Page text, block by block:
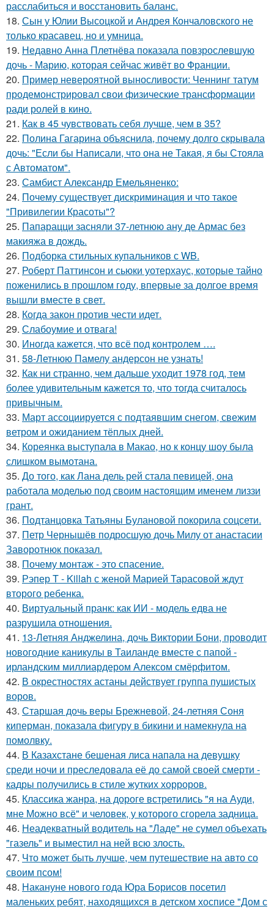
расслабиться и восстановить баланс.
18. Сын у Юлии Высоцкой и Андрея Кончаловского не
только красавец, но и умница.
19. Недавно Анна Плетнёва показала повзрослевшую
дочь - Марию, которая сейчас живёт во Франции.
20. Пример невероятной выносливости: Ченнинг татум
продемонстрировал свои физические трансформации
ради ролей в кино.
21. Как в 45 чувствовать себя лучше, чем в 35?
22. Полина Гагарина объяснила, почему долго скрывала
дочь: "Если бы Написали, что она не Такая, я бы Стояла
с Автоматом".
23. Самбист Александр Емельяненко:
24. Почему существует дискриминация и что такое
"Привилегии Красоты"?
25. Папарацци засняли 37-летнюю ану де Армас без
макияжа в дождь.
26. Подборка стильных купальников с WB.
27. Роберт Паттинсон и сьюки уотерхаус, которые тайно
поженились в прошлом году, впервые за долгое время
вышли вместе в свет.
28. Когда закон против чести идет.
29. Слабоумие и отвага!
30. Иногда кажется, что всё под контролем ….
31. 58-Летнюю Памелу андерсон не узнать!
32. Как ни странно, чем дальше уходит 1978 год, тем
более удивительным кажется то, что тогда считалось
привычным.
33. Март ассоциируется с подтаявшим снегом, свежим
ветром и ожиданием тёплых дней.
34. Кореянка выступала в Макао, но к концу шоу была
слишком вымотана.
35. До того, как Лана дель рей стала певицей, она
работала моделью под своим настоящим именем лиззи
грант.
36. Подтанцовка Татьяны Булановой покорила соцсети.
37. Петр Чернышёв подросшую дочь Милу от анастасии
Заворотнюк показал.
38. Почему монтаж - это спасение.
39. Рэпер T - Killah с женой Марией Тарасовой ждут
второго ребенка.
40. Виртуальный пранк: как ИИ - модель едва не
разрушила отношения.
41. 13-Летняя Анджелина, дочь Виктории Бони, проводит
новогодние каникулы в Таиланде вместе с папой -
ирландским миллиардером Алексом смёрфитом.
42. В окрестностях астаны действует группа пушистых
воров.
43. Старшая дочь веры Брежневой, 24-летняя Соня
киперман, показала фигуру в бикини и намекнула на
помолвку.
44. В Казахстане бешеная лиса напала на девушку
среди ночи и преследовала её до самой своей смерти -
кадры получились в стиле жутких хорроров.
45. Классика жанра, на дороге встретились "я на Ауди,
мне Можно всё" и человек, у которого сгорела задница.
46. Неадекватный водитель на "Ладе" не сумел объехать
"газель" и выместил на ней всю злость.
47. Что может быть лучше, чем путешествие на авто со
своим псом!
48. Накануне нового года Юра Борисов посетил
маленьких ребят, находящихся в детском хосписе "Дом с